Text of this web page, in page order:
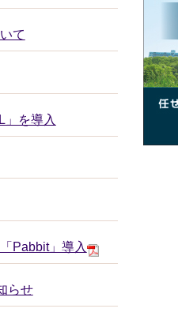
て
」を導入
Pabbit」導入
らせ